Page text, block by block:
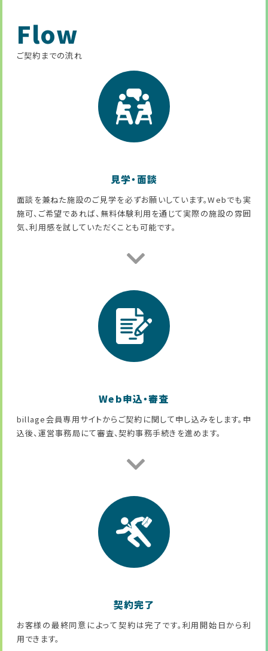
Flow
ご契約までの流れ
見学・面談
面談を兼ねた施設のご見学を必ずお願いしています。Webでも実
施可、ご希望であれば、無料体験利用を通じて実際の施設の雰囲
気、利用感を試していただくことも可能です。
Web申込・審査
billage会員専用サイトからご契約に関して申し込みをします。申
込後、運営事務局にて審査、契約事務手続きを進めます。
契約完了
お客様の最終同意によって契約は完了です。利用開始日から利
用できます。